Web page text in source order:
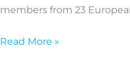
members from 23
COFACE
Europe
Read More »